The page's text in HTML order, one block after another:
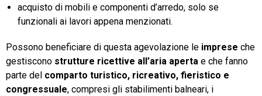
acquisto di mobili e componenti d’arredo, solo se
funzionali ai lavori appena menzionati.
Possono beneficiare di questa agevolazione le imprese che
gestiscono strutture ricettive all’aria aperta e che fanno
parte del comparto turistico, ricreativo, fieristico e
congressuale, compresi gli stabilimenti balneari, i